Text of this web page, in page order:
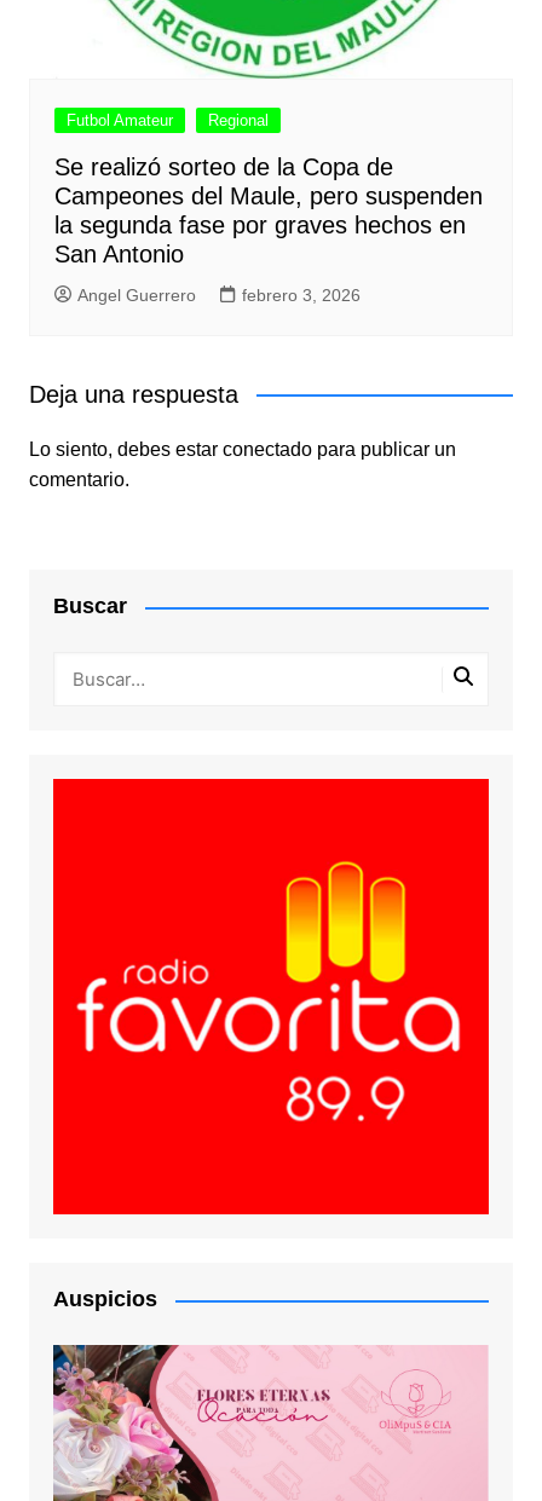
Futbol Amateur Regional
Se realizó sorteo de la Copa de
Campeones del Maule, pero suspenden
la segunda fase por graves hechos en
San Antonio
Angel Guerrero febrero 3, 2026
Deja una respuesta
Lo siento, debes estar conectadopara publicar un
comentario.
Buscar
Auspicios